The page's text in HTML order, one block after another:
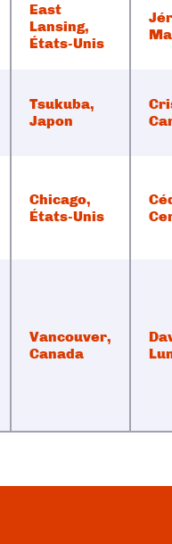
East
Lansing,
États-Unis
Tsukuba,
Japon
Chicago,
États-Unis
Vancouver,
Canada